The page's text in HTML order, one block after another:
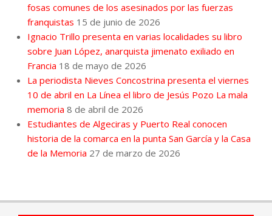
fosas comunes de los asesinados por las fuerzas
franquistas 15 de junio de 2026
Ignacio Trillo presenta en varias localidades su libro
sobre Juan López, anarquista jimenato exiliado en
Francia 18 de mayo de 2026
La periodista Nieves Concostrina presenta el viernes
10 de abril en La Línea el libro de Jesús Pozo La mala
memoria 8 de abril de 2026
Estudiantes de Algeciras y Puerto Real conocen
historia de la comarca en la punta San García y la Casa
de la Memoria 27 de marzo de 2026